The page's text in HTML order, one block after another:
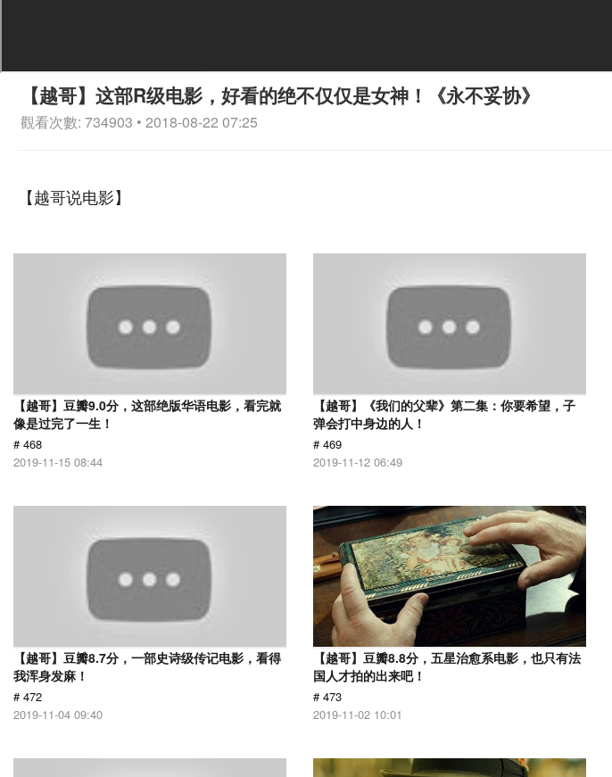
【越哥】这部R级电影，好看的绝不仅仅是女神！《永不妥协》
觀看次數: 734903 • 2018-08-22 07:25
【越哥说电影】
【越哥】豆瓣9.0分，这部绝版华语电影，看完就
像是过完了一生！
# 468
2019-11-15 08:44
【越哥】《我们的父辈》第二集：你要希望，子
弹会打中身边的人！
# 469
2019-11-12 06:49
【越哥】豆瓣8.7分，一部史诗级传记电影，看得
我浑身发麻！
# 472
2019-11-04 09:40
【越哥】豆瓣8.8分，五星治愈系电影，也只有法
国人才拍的出来吧！
# 473
2019-11-02 10:01